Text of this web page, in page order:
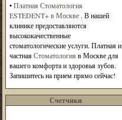
•Платная Стоматология
ESTEDENT+ в Москве. В нашей
клинике предоставляются
высококачественные
стоматологические услуги. Платная и
частнаяСтоматология в Москве для
вашего комфорта и здоровья зубов.
Запишитесь на прием прямо сейчас!
Счетчики